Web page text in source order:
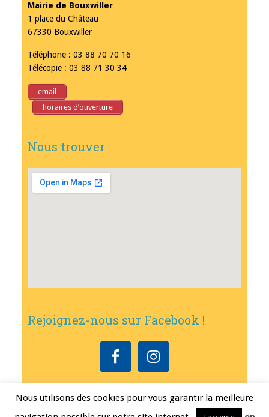
Mairie de Bouxwiller
1 place du Château
67330 Bouxwiller
Téléphone : 03 88 70 70 16
Télécopie : 03 88 71 30 34
email
horaires d’ouverture
Nous trouver
Rejoignez-nous sur Facebook !
Nous utilisons des cookies pour vous garantir la meilleure